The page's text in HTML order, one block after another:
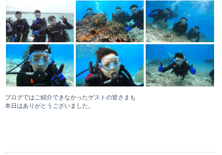
ブログではご紹介できなかったゲストの皆さまも
本日はありがとうございました。